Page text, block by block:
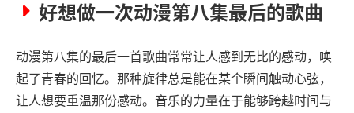
好想做一次动漫第八集最后的歌曲
动漫第八集的最后一首歌曲常常让人感到无比的感动，唤
起了青春的回忆。那种旋律总是能在某个瞬间触动心弦，
让人想要重温那份感动。音乐的力量在于能够跨越时间与